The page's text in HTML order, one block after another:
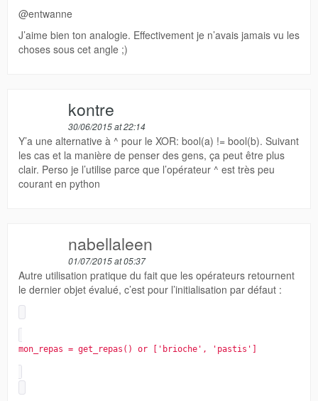
@entwanne
J’aime bien ton analogie. Effectivement je n’avais jamais vu les
choses sous cet angle ;)
kontre
30/06/2015 at 22:14
Y’a une alternative à ^ pour le XOR: bool(a) != bool(b). Suivant
les cas et la manière de penser des gens, ça peut être plus
clair. Perso je l’utilise parce que l’opérateur ^ est très peu
courant en python
nabellaleen
01/07/2015 at 05:37
Autre utilisation pratique du fait que les opérateurs retournent
le dernier objet évalué, c’est pour l’initialisation par défaut :
mon_repas = get_repas() or ['brioche', 'pastis']